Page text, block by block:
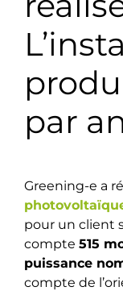
par
Greening-e a
pour un client
compte 515
puissance
compte de